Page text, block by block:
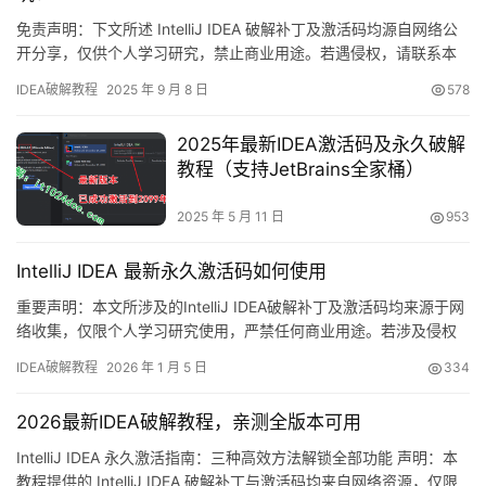
免责声明：下文所述 IntelliJ IDEA 破解补丁及激活码均源自网络公
开分享，仅供个人学习研究，禁止商业用途。若遇侵权，请联系本
一款跨平台（Windows / macOS / Linux）全能 IDE。本文手把手教
IDEA破解教程 2025 年 9 月 8 日 578
2025年最新IDEA激活码及永久破解
教程（支持JetBrains全家桶）
2025 年 5 月 11 日 953
IntelliJ IDEA 最新永久激活码如何使用
重要声明：本文所涉及的IntelliJ IDEA破解补丁及激活码均来源于网
络收集，仅限个人学习研究使用，严禁任何商业用途。若涉及侵权
版授权！ IntelliJ IDEA是JetBrains公司推出的一款功能强大的集成
何通过破解补丁…
IDEA破解教程 2026 年 1 月 5 日 334
2026最新IDEA破解教程，亲测全版本可用
IntelliJ IDEA 永久激活指南：三种高效方法解锁全部功能 声明：本
教程提供的 IntelliJ IDEA 破解补丁与激活码均来自网络资源，仅限